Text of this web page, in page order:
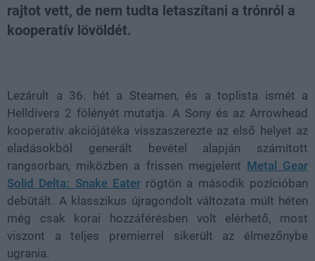
rajtot vett, de nem tudta letaszítani a trónról a
kooperatív lövöldét.
Lezárult a 36. hét a Steamen, és a toplista ismét a
Helldivers 2 fölényét mutatja. A Sony és az Arrowhead
kooperatív akciójátéka visszaszerezte az első helyet az
eladásokból generált bevétel alapján számított
rangsorban, miközben a frissen megjelent Metal Gear
Solid Delta: Snake Eaterrögtön a második pozícióban
debütált. A klasszikus újragondolt változata múlt héten
még csak korai hozzáférésben volt elérhető, most
viszont a teljes premierrel sikerült az élmezőnybe
ugrania.